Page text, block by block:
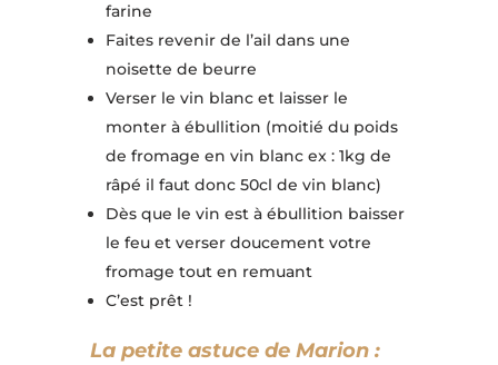
farine
Faites revenir de l’ail dans une
noisette de beurre
Verser le vin blanc et laisser le
monter à ébullition (moitié du poids
de fromage en vin blanc ex : 1kg de
râpé il faut donc 50cl de vin blanc)
Dès que le vin est à ébullition baisser
le feu et verser doucement votre
fromage tout en remuant
C’est prêt !
La petite astuce de Marion :